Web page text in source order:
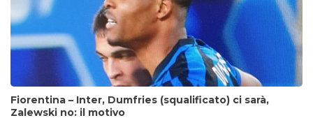
Fiorentina – Inter, Dumfries (squalificato) ci sarà,
Zalewski no: il motivo